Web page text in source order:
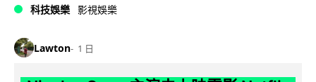
科技娛樂 影視娛樂
Lawton 1 日